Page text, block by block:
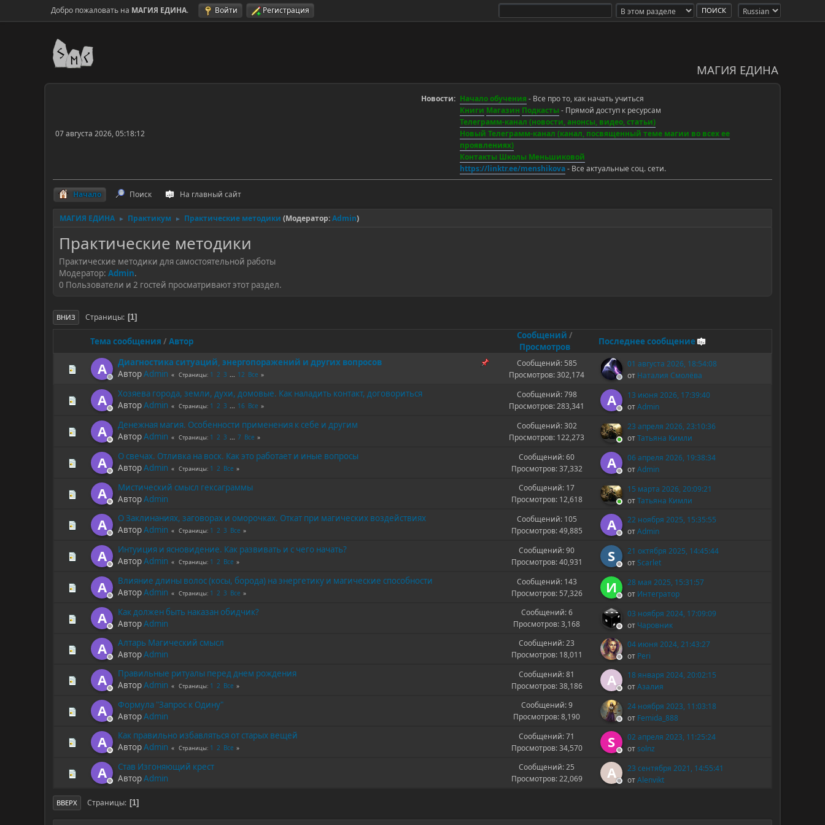
Добро пожаловать на МАГИЯ ЕДИНА. Войти Регистрация
МАГИЯ ЕДИНА
07 августа 2026, 05:18:12
Новости: Начало обучения - Все про то, как начать учиться
Книги Магазин Подкасты - Прямой доступ к ресурсам
Телеграмм-канал (новости, анонсы, видео, статьи)
Новый Телеграмм-канал (канал, посвященный теме магии во всех ее
проявлениях)
Контакты Школы Меньшиковой
https://linktr.ee/menshikova- Все актуальные соц. сети.
Начало Поиск На главный сайт
МАГИЯ ЕДИНА ► Практикум ► Практические методики (Модератор:Admin)
Практические методики
Практические методики для самостоятельной работы
Модератор: Admin.
0 Пользователи и 2 гостей просматривают этот раздел.
ВНИЗ Страницы 1
Тема сообщения / Автор
Сообщений /
Просмотров
Последнее сообщение
A
Диагностика ситуаций, энергопоражений и других вопросов
АвторAdmin Страницы 1 2 3 ... 12 Все
Сообщений: 585
Просмотров: 302,174
01 августа 2026, 18:54:08
от Наталия Смолёва
A A
Хозяева города, земли, духи, домовые. Как наладить контакт, договориться
АвторAdmin Страницы 1 2 3 ... 16 Все
Сообщений: 798
Просмотров: 283,341
13 июня 2026, 17:39:40
отAdmin
A
Денежная магия. Особенности применения к себе и другим
АвторAdmin Страницы 1 2 3 ... 7 Все
Сообщений: 302
Просмотров: 122,273
23 апреля 2026, 23:10:36
отТатьяна Кимли
A A
О свечах. Отливка на воск. Как это работает и иные вопросы
АвторAdmin Страницы 1 2 Все
Сообщений: 60
Просмотров: 37,332
06 апреля 2026, 19:38:34
отAdmin
A
Мистический смысл гексаграммы
АвторAdmin
Сообщений: 17
Просмотров: 12,618
15 марта 2026, 20:09:21
отТатьяна Кимли
A A
О Заклинаниях, заговорах и оморочках. Откат при магических воздействиях
АвторAdmin Страницы 1 2 3 Все
Сообщений: 105
Просмотров: 49,885
22 ноября 2025, 15:35:55
отAdmin
A S
Интуиция и ясновидение. Как развивать и с чего начать?
АвторAdmin Страницы 1 2 Все
Сообщений: 90
Просмотров: 40,931
21 октября 2025, 14:45:44
отScarlet
A И
Влияние длины волос (косы, борода) на энергетику и магические способности
АвторAdmin Страницы 1 2 3 Все
Сообщений: 143
Просмотров: 57,326
28 мая 2025, 15:31:57
от Интегратор
A
Как должен быть наказан обидчик?
АвторAdmin
Сообщений: 6
Просмотров: 3,168
03 ноября 2024, 17:09:09
от Чаровник
A
Алтарь Магический смысл
АвторAdmin
Сообщений: 23
Просмотров: 18,011
04 июня 2024, 21:43:27
от Peri
A А
Правильные ритуалы перед днем рождения
АвторAdmin Страницы 1 2 Все
Сообщений: 81
Просмотров: 38,186
18 января 2024, 20:02:15
отАзалия
A
Формула "Запрос к Одину"
АвторAdmin
Сообщений: 9
Просмотров: 8,190
24 ноября 2023, 11:03:18
от Femida_888
A S
Как правильно избавляться от старых вещей
АвторAdmin Страницы 1 2 Все
Сообщений: 71
Просмотров: 34,570
02 апреля 2023, 11:25:24
отsolnz
A A
Став Изгоняющий крест
АвторAdmin
Сообщений: 25
Просмотров: 22,069
23 сентября 2021, 14:55:41
отAlenvikt
ВВЕРХ Страницы 1